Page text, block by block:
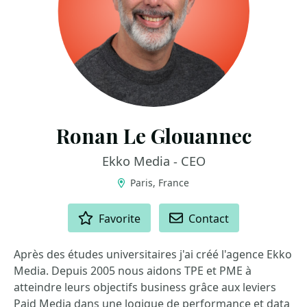
Ronan Le Glouannec
Ekko Media - CEO
Paris, France
Favorite Contact
Après des études universitaires j'ai créé l'agence Ekko
Media. Depuis 2005 nous aidons TPE et PME à
atteindre leurs objectifs business grâce aux leviers
Paid Media dans une logique de performance et data